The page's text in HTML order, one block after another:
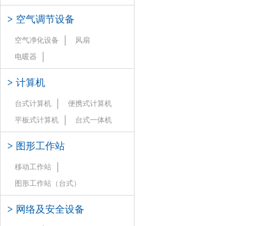
> 空气调节设备
空气净化设备
风扇
电暖器
> 计算机
台式计算机
便携式计算机
平板式计算机
台式一体机
> 图形工作站
移动工作站
图形工作站（台式）
> 网络及安全设备